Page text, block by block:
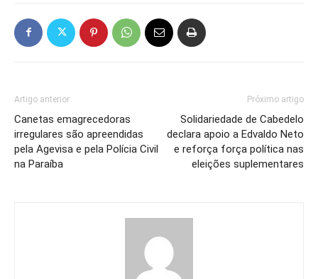
Artigo anterior
Canetas emagrecedoras
irregulares são apreendidas
pela Agevisa e pela Polícia Civil
na Paraíba
Próximo artigo
Solidariedade de Cabedelo
declara apoio a Edvaldo Neto
e reforça força política nas
eleições suplementares